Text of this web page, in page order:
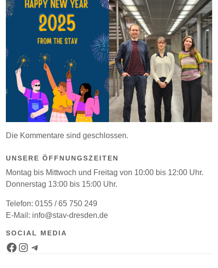
Die Kommentare sind geschlossen.
UNSERE ÖFFNUNGSZEITEN
Montag bis Mittwoch und Freitag von 10:00 bis 12:00 Uhr.
Donnerstag 13:00 bis 15:00 Uhr.
Telefon: 0155 / 65 750 249
E-Mail: info@stav-dresden.de
SOCIAL MEDIA
Facebook-Seite Instagram-Kanal Telegram-Bot für Jobs